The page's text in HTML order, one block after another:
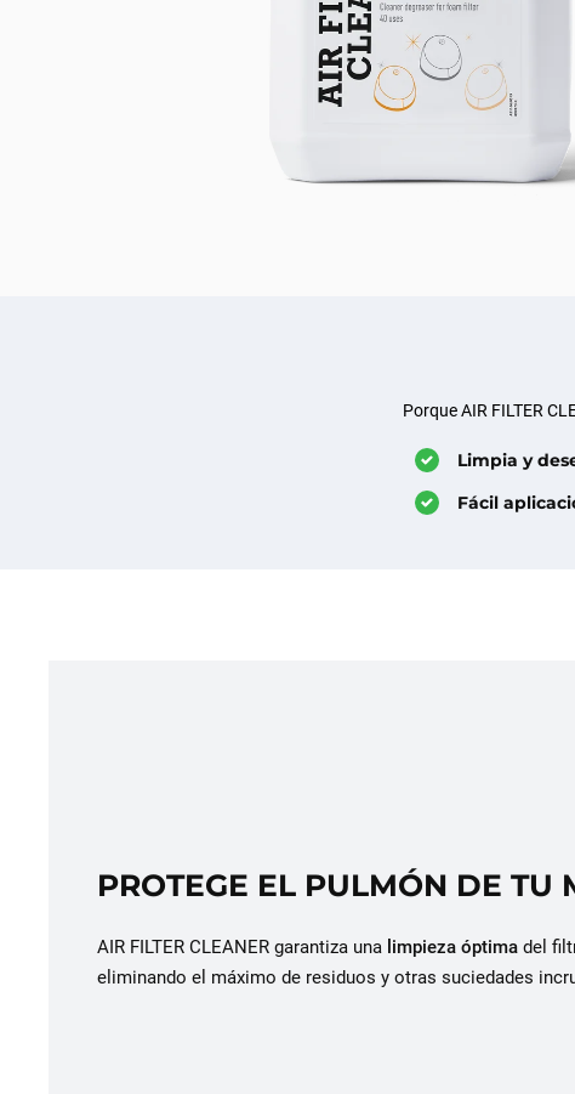
Porque AIR FILTER
Limpia y
Fácil
PROTEGE EL PULMÓN DE TU
AIR FILTER CLEANER garantiza una limpieza óptima del
eliminando el máximo de residuos y otras suciedades